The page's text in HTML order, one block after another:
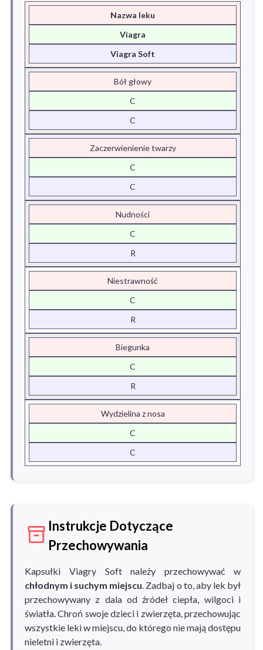
Nazwa leku
Viagra
Viagra Soft
Bół głowy
C
C
Zaczerwienienie twarzy
C
C
Nudności
C
R
Niestrawność
C
R
Biegunka
C
R
Wydzielina z nosa
C
C
Instrukcje Dotyczące
Przechowywania
Kapsułki Viagry Soft należy przechowywać w
chłodnym i suchym miejscu. Zadbaj o to, aby lek był
przechowywany z dala od źródeł ciepła, wilgoci i
światła. Chroń swoje dzieci i zwierzęta, przechowując
wszystkie leki w miejscu, do którego nie mają dostępu
nieletni i zwierzęta.